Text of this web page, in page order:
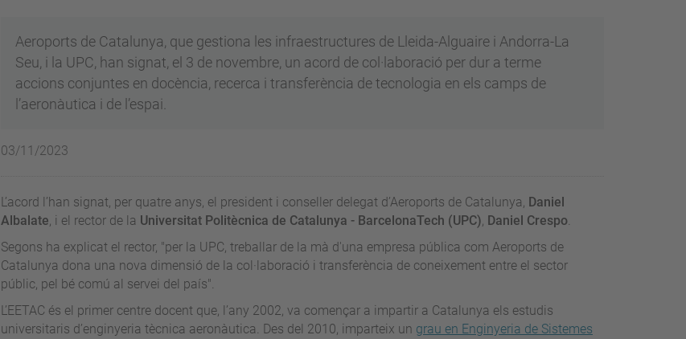
Aeroports de Catalunya, que gestiona les infraestructures de Lleida-Alguaire i Andorra-La
Seu, i la UPC, han signat, el 3 de novembre, un acord de col·laboració per dur a terme
accions conjuntes en docència, recerca i transferència de tecnologia en els camps de
l’aeronàutica i de l’espai.
03/11/2023
L’acord l’han signat, per quatre anys, el president i conseller delegat d’Aeroports de Catalunya, Daniel
Albalate, i el rector de la Universitat Politècnica de Catalunya - BarcelonaTech (UPC), Daniel Crespo.
Segons ha explicat el rector, "per la UPC, treballar de la mà d'una empresa pública com Aeroports de
Catalunya dona una nova dimensió de la col·laboració i transferència de coneixement entre el sector
públic, pel bé comú al servei del país".
L’EETAC és el primer centre docent que, l’any 2002, va començar a impartir a Catalunya els estudis
universitaris d’enginyeria tècnica aeronàutica. Des del 2010, imparteix un grau en Enginyeria de Sistemes